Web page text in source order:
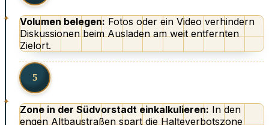
Volumen belegen: Fotos oder ein Video verhindern
Diskussionen beim Ausladen am weit entfernten
Zielort.
5
Zone in der Südvorstadt einkalkulieren: In den
engen Altbaustraßen spart die Halteverbotszone